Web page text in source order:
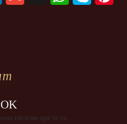
informe que le co...